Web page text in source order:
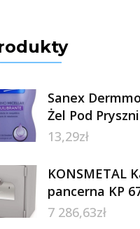
Sanex
Żel Pod
13,29zł
KONSMETAL
pancerna KP
7 286,63zł